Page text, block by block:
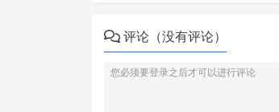
评论（没有评论）